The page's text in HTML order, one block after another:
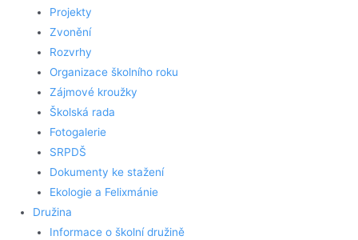
Projekty
Zvonění
Rozvrhy
Organizace školního roku
Zájmové kroužky
Školská rada
Fotogalerie
SRPDŠ
Dokumenty ke stažení
Ekologie a Felixmánie
Družina
Informace o školní družině